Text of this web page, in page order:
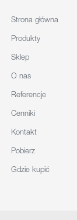
Strona główna
Produkty
Sklep
O nas
Referencje
Cenniki
Kontakt
Pobierz
Gdzie kupić